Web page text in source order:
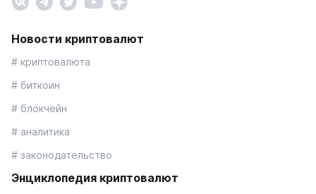
Новости криптовалют
# криптовалюта
# биткоин
# блокчейн
# аналитика
# законодательство
Энциклопедия криптовалют